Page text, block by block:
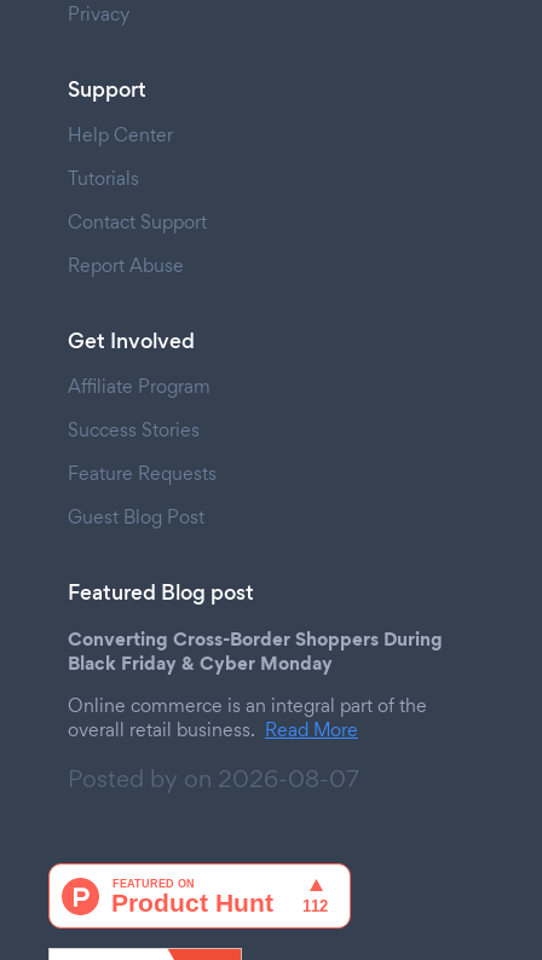
Privacy
Support
Help Center
Tutorials
Contact Support
Report Abuse
Get Involved
Affiliate Program
Success Stories
Feature Requests
Guest Blog Post
Featured Blog post
Converting Cross-Border Shoppers During
Black Friday & Cyber Monday
Online commerce is an integral part of the
overall retail business. Read More
Posted by on 2026-08-07